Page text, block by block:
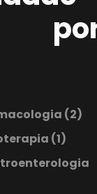
(2)
(1)